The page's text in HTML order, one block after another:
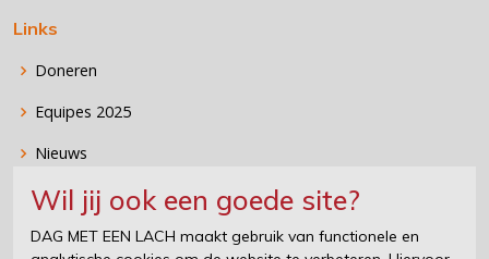
Wil jij ook een goede site?
DAG MET EEN LACH maakt gebruik van functionele en
Links
Doneren
Equipes 2025
Nieuws
Stichting DAG MET EEN LACH